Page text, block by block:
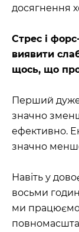
досягнення
Стрес і
виявити
щось, що
Перший
значно
ефективно.
значно
Навіть у
восьми
ми працюємо